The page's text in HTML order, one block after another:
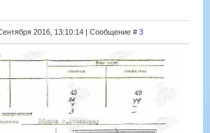
2016, 13:10:14 | Сообщение # 3